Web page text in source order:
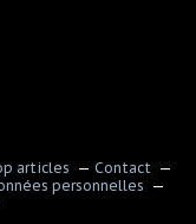
articles
Contact
personnelles